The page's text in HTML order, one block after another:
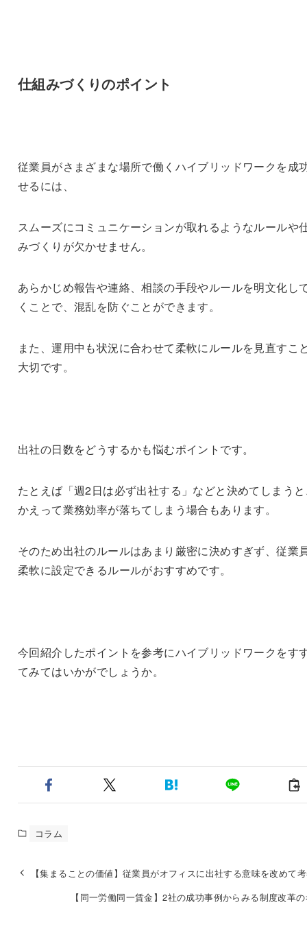
仕組みづくりのポイント
従業員がさまざまな場所で働くハイブリッドワークを成
せるには、
スムーズにコミュニケーションが取れるようなルールや
みづくりが欠かせません。
あらかじめ報告や連絡、相談の手段やルールを明文化し
くことで、混乱を防ぐことができます。
また、運用中も状況に合わせて柔軟にルールを見直すこ
大切です。
出社の日数をどうするかも悩むポイントです。
たとえば「週2日は必ず出社する」などと決めてしまう
かえって業務効率が落ちてしまう場合もあります。
そのため出社のルールはあまり厳密に決めすぎず、従業
柔軟に設定できるルールがおすすめです。
今回紹介したポイントを参考にハイブリッドワークをす
てみてはいかがでしょうか。
コラム
【集まることの価値】従業員がオフィスに出社する意味を改めて
【同一労働同一賃金】2社の成功事例からみる制度改革